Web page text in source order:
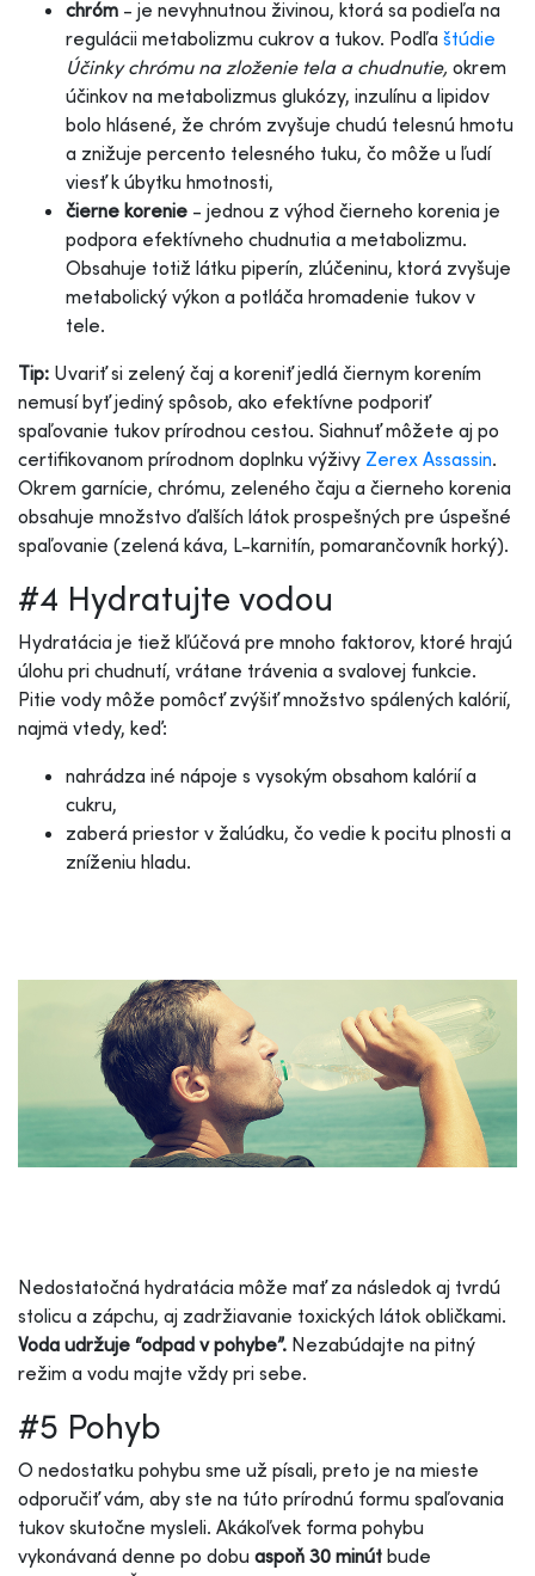
chróm - je nevyhnutnou živinou, ktorá sa podieľa na
regulácii metabolizmu cukrov a tukov. Podľa štúdie
Účinky chrómu na zloženie tela a chudnutie, okrem
účinkov na metabolizmus glukózy, inzulínu a lipidov
bolo hlásené, že chróm zvyšuje chudú telesnú hmotu
a znižuje percento telesného tuku, čo môže u ľudí
viesť k úbytku hmotnosti,
čierne korenie - jednou z výhod čierneho korenia je
podpora efektívneho chudnutia a metabolizmu.
Obsahuje totiž látku piperín, zlúčeninu, ktorá zvyšuje
metabolický výkon a potláča hromadenie tukov v
tele.
Tip: Uvariť si zelený čaj a koreniť jedlá čiernym korením
nemusí byť jediný spôsob, ako efektívne podporiť
spaľovanie tukov prírodnou cestou. Siahnuť môžete aj po
certifikovanom prírodnom doplnku výživy Zerex Assassin.
Okrem garnície, chrómu, zeleného čaju a čierneho korenia
obsahuje množstvo ďalších látok prospešných pre úspešné
spaľovanie (zelená káva, L-karnitín, pomarančovník horký).
#4 Hydratujte vodou
Hydratácia je tiež kľúčová pre mnoho faktorov, ktoré hrajú
úlohu pri chudnutí, vrátane trávenia a svalovej funkcie.
Pitie vody môže pomôcť zvýšiť množstvo spálených kalórií,
najmä vtedy, keď:
nahrádza iné nápoje s vysokým obsahom kalórií a
cukru,
zaberá priestor v žalúdku, čo vedie k pocitu plnosti a
zníženiu hladu.
Nedostatočná hydratácia môže mať za následok aj tvrdú
stolicu a zápchu, aj zadržiavanie toxických látok obličkami.
Voda udržuje “odpad v pohybe”. Nezabúdajte na pitný
režim a vodu majte vždy pri sebe.
#5 Pohyb
O nedostatku pohybu sme už písali, preto je na mieste
odporučiť vám, aby ste na túto prírodnú formu spaľovania
tukov skutočne mysleli. Akákoľvek forma pohybu
vykonávaná denne po dobu aspoň 30 minút bude